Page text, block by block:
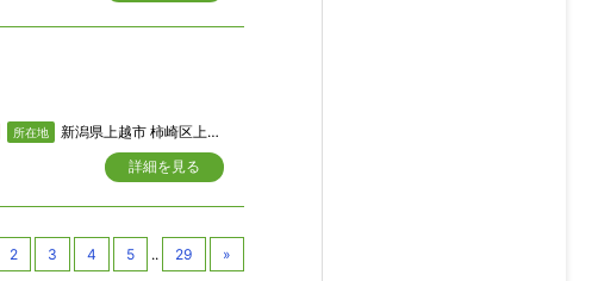
所在地
新潟県上越市 柿崎区上下浜
詳細を見る
2 3 4 5 .. 29 »